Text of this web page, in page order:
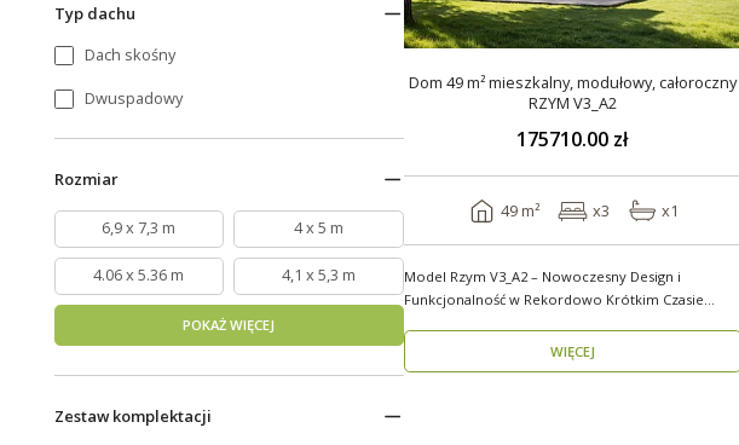
Typ dachu
Dach skośny
Dwuspadowy
Rozmiar
6,9 x 7,3 m 4 x 5 m
4.06 x 5.36 m 4,1 x 5,3 m
POKAŻ WIĘCEJ
Zestaw komplektacji
Dom 49 m² mieszkalny, modułowy, całoroczny
RZYM V3_A2
175710.00 zł
49 m² x3 x1
Model Rzym V3_A2 – Nowoczesny Design i
Funkcjonalność w Rekordowo Krótkim Czasie
WIĘCEJ